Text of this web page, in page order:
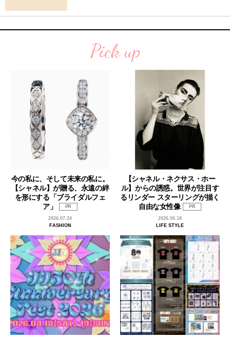
Pick up
今の私に、そして未来の私に。
【シャネル】が贈る、永遠の絆
を形にする「ブライダルフェ
ア」
PR
2026.07.24
FASHION
【シャネル・ネクサス・ホー
ル】からの誘惑。世界が注目す
るリンダー スターリングが描く
自由な女性像
PR
2026.06.18
LIFE STYLE